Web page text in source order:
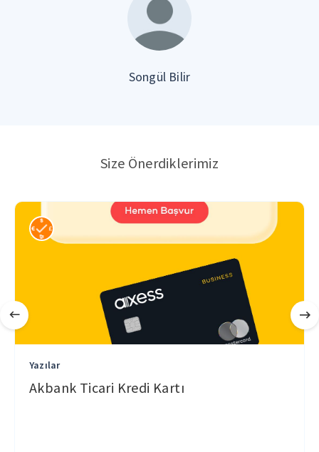
Songül Bilir
Size Önerdiklerimiz
Yazılar
Akbank Ticari Kredi Kartı